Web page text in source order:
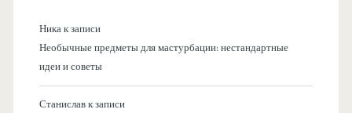
Никак записи
Необычные предметы для мастурбации: нестандартные
идеи и советы
Станиславк записи